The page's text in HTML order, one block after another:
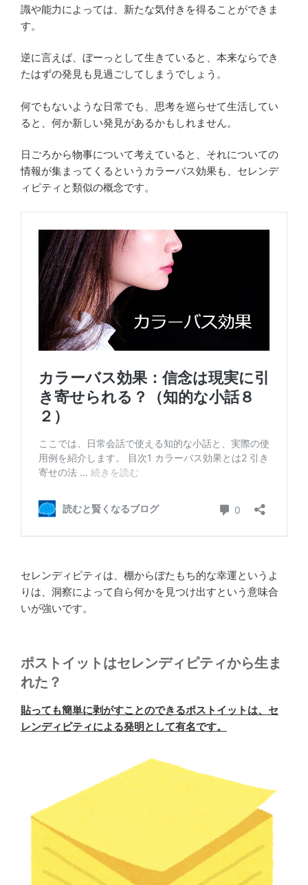
識や能力によっては、新たな気付きを得ることができま
す。
逆に言えば、ぼーっとして生きていると、本来ならでき
たはずの発見も見過ごしてしまうでしょう。
何でもないような日常でも、思考を巡らせて生活してい
ると、何か新しい発見があるかもしれません。
日ごろから物事について考えていると、それについての
情報が集まってくるというカラーバス効果も、セレンデ
ィピティと類似の概念です。
セレンディピティは、棚からぼたもち的な幸運というよ
りは、洞察によって自ら何かを見つけ出すという意味合
いが強いです。
ポストイットはセレンディピティから生ま
れた？
貼っても簡単に剥がすことのできるポストイットは、セ
レンディピティによる発明として有名です。